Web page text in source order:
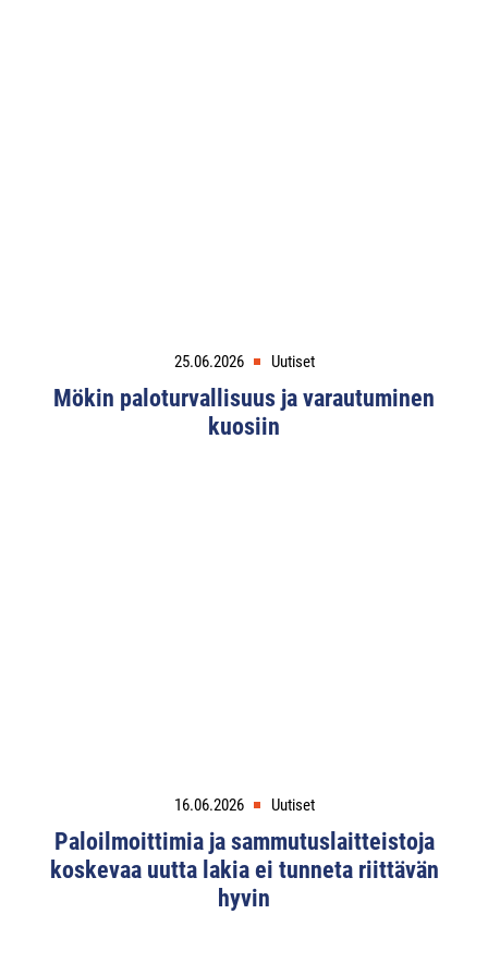
25.06.2026 Uutiset
Mökin paloturvallisuus ja varautuminen
kuosiin
16.06.2026 Uutiset
Paloilmoittimia ja sammutuslaitteistoja
koskevaa uutta lakia ei tunneta riittävän
hyvin